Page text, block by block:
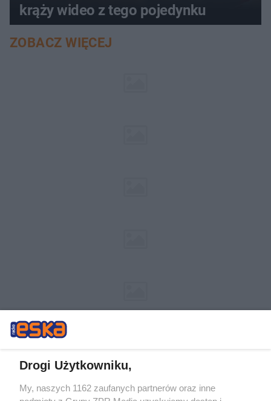
krąży wideo z tego pojedynku
ZOBACZ WIĘCEJ
Żaden utwór zamieszczony w serwisie nie może być powielany i
Drogi Użytkowniku,
My, naszych 1162 zaufanych partnerów oraz inne